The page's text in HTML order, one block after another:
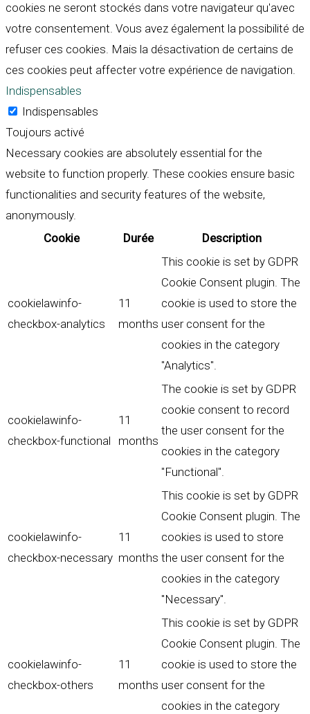
cookies ne seront stockés dans votre navigateur qu'avec
votre consentement. Vous avez également la possibilité de
refuser ces cookies. Mais la désactivation de certains de
ces cookies peut affecter votre expérience de navigation.
Indispensables
Indispensables
Toujours activé
Necessary cookies are absolutely essential for the
website to function properly. These cookies ensure basic
functionalities and security features of the website,
anonymously.
Cookie
Durée Description
cookielawinfo-
checkbox-analytics
11
months
This cookie is set by GDPR
Cookie Consent plugin. The
cookie is used to store the
user consent for the
cookies in the category
"Analytics".
cookielawinfo-
checkbox-functional
11
months
The cookie is set by GDPR
cookie consent to record
the user consent for the
cookies in the category
"Functional".
cookielawinfo-
checkbox-necessary
11
months
This cookie is set by GDPR
Cookie Consent plugin. The
cookies is used to store
the user consent for the
cookies in the category
"Necessary".
cookielawinfo-
checkbox-others
11
months
This cookie is set by GDPR
Cookie Consent plugin. The
cookie is used to store the
user consent for the
cookies in the category